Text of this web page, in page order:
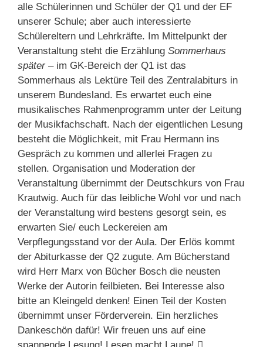
alle Schülerinnen und Schüler der Q1 und der EF
unserer Schule; aber auch interessierte
Schülereltern und Lehrkräfte. Im Mittelpunkt der
Veranstaltung steht die Erzählung Sommerhaus
später– im GK-Bereich der Q1 ist das
Sommerhaus als Lektüre Teil des Zentralabiturs in
unserem Bundesland. Es erwartet euch eine
musikalisches Rahmenprogramm unter der Leitung
der Musikfachschaft. Nach der eigentlichen Lesung
besteht die Möglichkeit, mit Frau Hermann ins
Gespräch zu kommen und allerlei Fragen zu
stellen. Organisation und Moderation der
Veranstaltung übernimmt der Deutschkurs von Frau
Krautwig. Auch für das leibliche Wohl vor und nach
der Veranstaltung wird bestens gesorgt sein, es
erwarten Sie/ euch Leckereien am
Verpflegungsstand vor der Aula. Der Erlös kommt
der Abiturkasse der Q2 zugute. Am Bücherstand
wird Herr Marx von Bücher Bosch die neusten
Werke der Autorin feilbieten. Bei Interesse also
bitte an Kleingeld denken! Einen Teil der Kosten
übernimmt unser Förderverein. Ein herzliches
Dankeschön dafür! Wir freuen uns auf eine
spannende Lesung! Lesen macht Laune! 